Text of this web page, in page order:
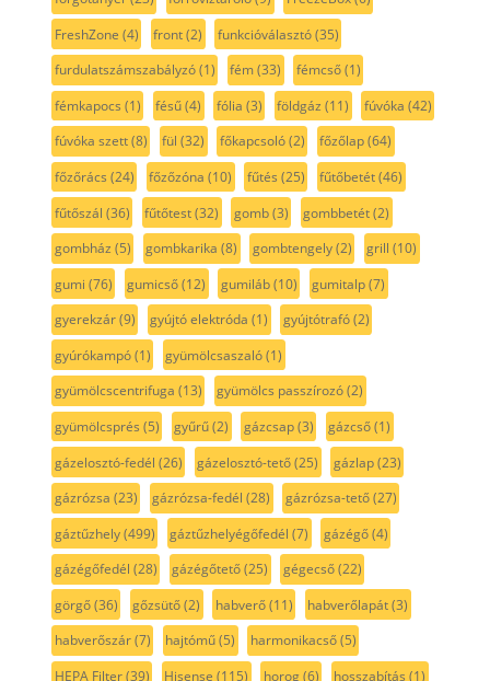
FreshZone (4) front(2) funkcióválasztó(35)
furdulatszámszabályzó(1) fém(33) fémcső(1)
fémkapocs (1) fésű(4) fólia (3) földgáz (11) fúvóka (42)
fúvóka szett(8) fül (32) főkapcsoló(2) főzőlap(64)
főzőrács (24) főzőzóna (10) fűtés (25) fűtőbetét(46)
fűtőszál (36) fűtőtest(32) gomb(3) gombbetét(2)
gombház (5) gombkarika (8) gombtengely(2) grill (10)
gumi (76) gumicső(12) gumiláb(10) gumitalp(7)
gyerekzár(9) gyújtó elektróda (1) gyújtótrafó(2)
gyúrókampó(1) gyümölcsaszaló(1)
gyümölcscentrifuga (13) gyümölcs passzírozó(2)
gyümölcsprés (5) gyűrű(2) gázcsap(3) gázcső(1)
gázelosztó-fedél (26) gázelosztó-tető(25) gázlap(23)
gázrózsa (23) gázrózsa-fedél (28) gázrózsa-tető(27)
gáztűzhely(499) gáztűzhelyégőfedél (7) gázégő(4)
gázégőfedél (28) gázégőtető(25) gégecső(22)
görgő(36) gőzsütő(2) habverő(11) habverőlapát(3)
habverőszár(7) hajtómű(5) harmonikacső(5)
HEPA Filter(39) Hisense (115) horog(6) hosszabítás (1)